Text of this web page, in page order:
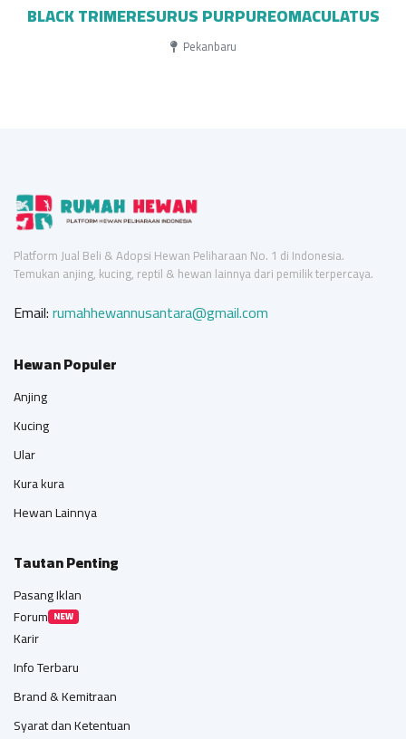
BLACK TRIMERESURUS PURPUREOMACULATUS
Pekanbaru
Platform Jual Beli & Adopsi Hewan Peliharaan No. 1 di Indonesia.
Temukan anjing, kucing, reptil & hewan lainnya dari pemilik terpercaya.
Email:rumahhewannusantara@gmail.com
Hewan Populer
Anjing
Kucing
Ular
Kura kura
Hewan Lainnya
Tautan Penting
Pasang Iklan
Forum NEW
Karir
Info Terbaru
Brand & Kemitraan
Syarat dan Ketentuan